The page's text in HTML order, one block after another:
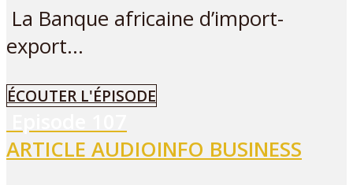
La Banque africaine d’import-
export...
ÉCOUTER L'ÉPISODE
ARTICLE AUDIOINFO BUSINESS